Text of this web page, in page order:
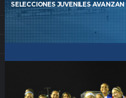
SELECCIONES JUVENILES